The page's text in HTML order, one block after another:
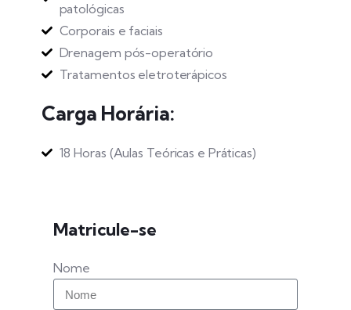
patológicas
Corporais e faciais
Drenagem pós-operatório
Tratamentos eletroterápicos
Carga Horária:
18 Horas (Aulas Teóricas e Práticas)
Matricule-se
Nome